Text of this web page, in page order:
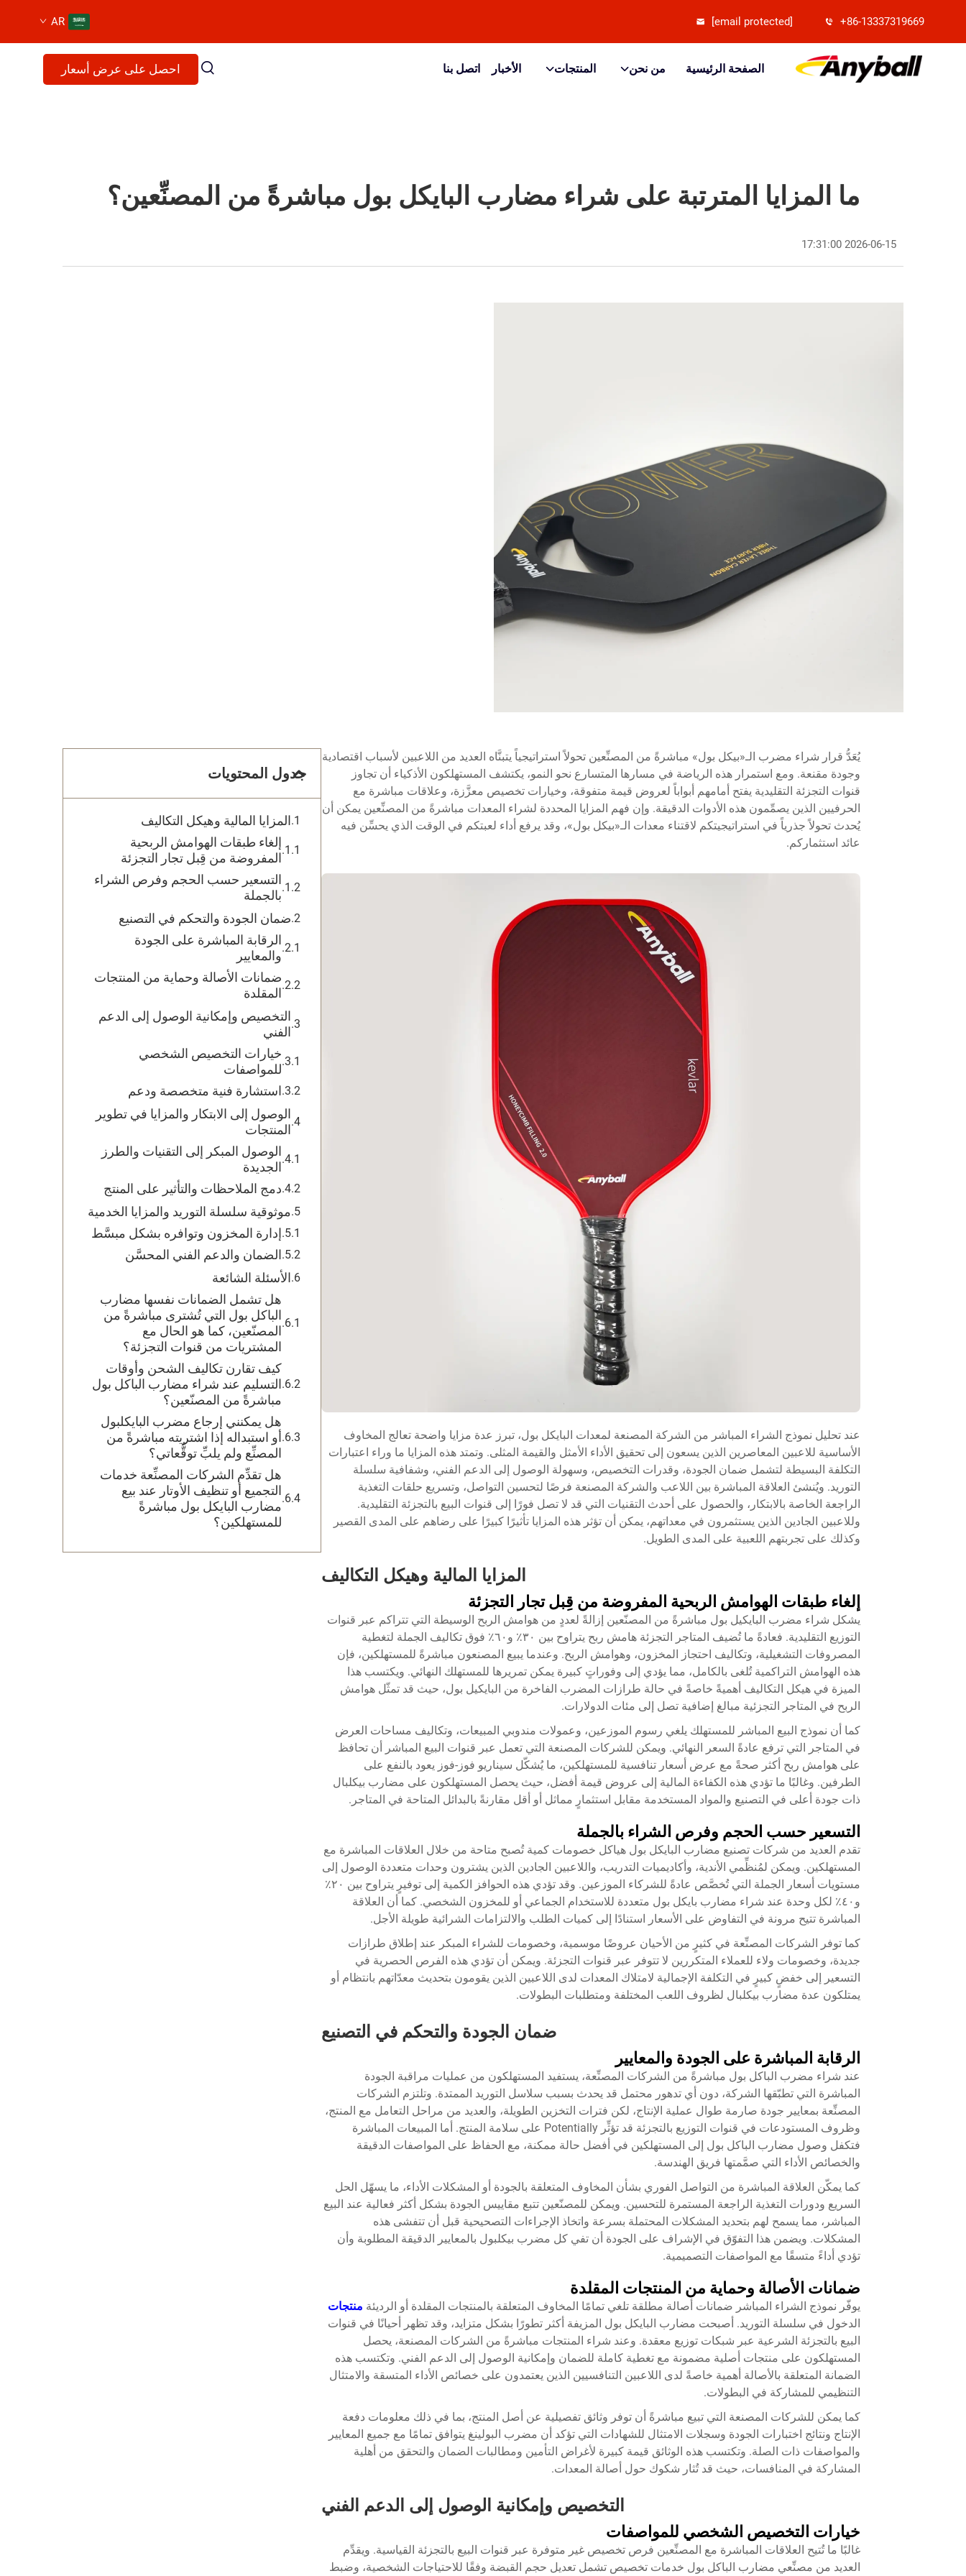
+86-13337319669
[email protected]
AR
الصفحة الرئيسية من نحن المنتجات الأخبار اتصل بنا احصل على عرض أسعار
ما المزايا المترتبة على شراء مضارب البايكل بول مباشرةً من المصنِّعين؟
2026-06-15 17:31:00
يُعَدُّ قرار شراء مضرب الـ«بيكل بول» مباشرةً من المصنِّعين تحولاً استراتيجياً يتبنَّاه العديد من اللاعبين لأسباب اقتصادية
وجودة مقنعة. ومع استمرار هذه الرياضة في مسارها المتسارع نحو النمو، يكتشف المستهلكون الأذكياء أن تجاوز
قنوات التجزئة التقليدية يفتح أمامهم أبواباً لعروض قيمة متفوقة، وخيارات تخصيص معزَّزة، وعلاقات مباشرة مع
الحرفيين الذين يصمِّمون هذه الأدوات الدقيقة. وإن فهم المزايا المحددة لشراء المعدات مباشرةً من المصنِّعين يمكن أن
يُحدث تحولاً جذرياً في استراتيجيتكم لاقتناء معدات الـ«بيكل بول»، وقد يرفع أداء لعبتكم في الوقت الذي يحسِّن فيه
عائد استثماركم.
عند تحليل نموذج الشراء المباشر من الشركة المصنعة لمعدات البايكل بول، تبرز عدة مزايا واضحة تعالج المخاوف
الأساسية للاعبين المعاصرين الذين يسعون إلى تحقيق الأداء الأمثل والقيمة المثلى. وتمتد هذه المزايا ما وراء اعتبارات
التكلفة البسيطة لتشمل ضمان الجودة، وقدرات التخصيص، وسهولة الوصول إلى الدعم الفني، وشفافية سلسلة
التوريد. ويُنشئ العلاقة المباشرة بين اللاعب والشركة المصنعة فرصًا لتحسين التواصل، وتسريع حلقات التغذية
الراجعة الخاصة بالابتكار، والحصول على أحدث التقنيات التي قد لا تصل فورًا إلى قنوات البيع بالتجزئة التقليدية.
وللاعبين الجادين الذين يستثمرون في معداتهم، يمكن أن تؤثر هذه المزايا تأثيرًا كبيرًا على رضاهم على المدى القصير
وكذلك على تجربتهم اللعبية على المدى الطويل.
المزايا المالية وهيكل التكاليف
إلغاء طبقات الهوامش الربحية المفروضة من قِبل تجار التجزئة
يشكل شراء مضرب البايكيل بول مباشرةً من المصنّعين إزالةً لعددٍ من هوامش الربح الوسيطة التي تتراكم عبر قنوات
التوزيع التقليدية. فعادةً ما تُضيف المتاجر التجزئة هامش ربح يتراوح بين ٣٠٪ و٦٠٪ فوق تكاليف الجملة لتغطية
المصروفات التشغيلية، وتكاليف احتجاز المخزون، وهوامش الربح. وعندما يبيع المصنعون مباشرةً للمستهلكين، فإن
هذه الهوامش التراكمية تُلغى بالكامل، مما يؤدي إلى وفوراتٍ كبيرة يمكن تمريرها للمستهلك النهائي. ويكتسب هذا
الميزة في هيكل التكاليف أهميةً خاصةً في حالة طرازات المضرب الفاخرة من البايكيل بول، حيث قد تمثّل هوامش
الربح في المتاجر التجزئية مبالغ إضافية تصل إلى مئات الدولارات.
كما أن نموذج البيع المباشر للمستهلك يلغي رسوم الموزعين، وعمولات مندوبي المبيعات، وتكاليف مساحات العرض
في المتاجر التي ترفع عادةً السعر النهائي. ويمكن للشركات المصنعة التي تعمل عبر قنوات البيع المباشر أن تحافظ
على هوامش ربح أكثر صحةً مع عرض أسعار تنافسية للمستهلكين، ما يُشكّل سيناريو فوز-فوز يعود بالنفع على
الطرفين. وغالبًا ما تؤدي هذه الكفاءة المالية إلى عروض قيمة أفضل، حيث يحصل المستهلكون على مضارب بيكلبال
ذات جودة أعلى في التصنيع والمواد المستخدمة مقابل استثمارٍ مماثل أو أقل مقارنةً بالبدائل المتاحة في المتاجر.
التسعير حسب الحجم وفرص الشراء بالجملة
تقدم العديد من شركات تصنيع مضارب البايكل بول هياكل خصومات كمية تُصبح متاحة من خلال العلاقات المباشرة مع
المستهلكين. ويمكن لمُنظِّمي الأندية، وأكاديميات التدريب، واللاعبين الجادين الذين يشترون وحدات متعددة الوصول إلى
مستويات أسعار الجملة التي تُخصَّص عادةً للشركاء الموزعين. وقد تؤدي هذه الحوافز الكمية إلى توفيرٍ يتراوح بين ٢٠٪
و٤٠٪ لكل وحدة عند شراء مضارب بايكل بول متعددة للاستخدام الجماعي أو للمخزون الشخصي. كما أن العلاقة
المباشرة تتيح مرونة في التفاوض على الأسعار استنادًا إلى كميات الطلب والالتزامات الشرائية طويلة الأجل.
كما توفر الشركات المصنِّعة في كثيرٍ من الأحيان عروضًا موسمية، وخصومات للشراء المبكر عند إطلاق طرازات
جديدة، وخصومات ولاء للعملاء المتكررين لا تتوفر عبر قنوات التجزئة. ويمكن أن تؤدي هذه الفرص الحصرية في
التسعير إلى خفضٍ كبيرٍ في التكلفة الإجمالية لامتلاك المعدات لدى اللاعبين الذين يقومون بتحديث معدّاتهم بانتظام أو
يمتلكون عدة مضارب بيكلبال لظروف اللعب المختلفة ومتطلبات البطولات.
ضمان الجودة والتحكم في التصنيع
الرقابة المباشرة على الجودة والمعايير
عند شراء مضرب الباكل بول مباشرةً من الشركات المصنِّعة، يستفيد المستهلكون من عمليات مراقبة الجودة
المباشرة التي تطبّقها الشركة، دون أي تدهور محتمل قد يحدث بسبب سلاسل التوريد الممتدة. وتلتزم الشركات
المصنِّعة بمعايير جودة صارمة طوال عملية الإنتاج، لكن فترات التخزين الطويلة، والعديد من مراحل التعامل مع المنتج،
وظروف المستودعات في قنوات التوزيع بالتجزئة قد تؤثِّر Potentially على سلامة المنتج. أما المبيعات المباشرة
فتكفل وصول مضارب الباكل بول إلى المستهلكين في أفضل حالة ممكنة، مع الحفاظ على المواصفات الدقيقة
والخصائص الأداء التي صمَّمتها فريق الهندسة.
كما يمكّن العلاقة المباشرة من التواصل الفوري بشأن المخاوف المتعلقة بالجودة أو المشكلات الأداء، ما يسهّل الحل
السريع ودورات التغذية الراجعة المستمرة للتحسين. ويمكن للمصنّعين تتبع مقاييس الجودة بشكل أكثر فعالية عند البيع
المباشر، مما يسمح لهم بتحديد المشكلات المحتملة بسرعة واتخاذ الإجراءات التصحيحية قبل أن تتفشى هذه
المشكلات. ويضمن هذا التفوّق في الإشراف على الجودة أن تفي كل مضرب بيكلبول بالمعايير الدقيقة المطلوبة وأن
تؤدي أداءً متسقًا مع المواصفات التصميمية.
ضمانات الأصالة وحماية من المنتجات المقلدة
يوفّر نموذج الشراء المباشر ضمانات أصالة مطلقة تلغي تمامًا المخاوف المتعلقة بالمنتجات المقلدة أو الرديئة منتجات
الدخول في سلسلة التوريد. أصبحت مضارب البايكل بول المزيفة أكثر تطورًا بشكل متزايد، وقد تظهر أحيانًا في قنوات
البيع بالتجزئة الشرعية عبر شبكات توزيع معقدة. وعند شراء المنتجات مباشرةً من الشركات المصنعة، يحصل
المستهلكون على منتجات أصلية مضمونة مع تغطية كاملة للضمان وإمكانية الوصول إلى الدعم الفني. وتكتسب هذه
الضمانة المتعلقة بالأصالة أهمية خاصةً لدى اللاعبين التنافسيين الذين يعتمدون على خصائص الأداء المتسقة والامتثال
التنظيمي للمشاركة في البطولات.
كما يمكن للشركات المصنعة التي تبيع مباشرةً أن توفر وثائق تفصيلية عن أصل المنتج، بما في ذلك معلومات دفعة
الإنتاج ونتائج اختبارات الجودة وسجلات الامتثال للشهادات التي تؤكد أن مضرب البولينغ يتوافق تمامًا مع جميع المعايير
والمواصفات ذات الصلة. وتكتسب هذه الوثائق قيمة كبيرة لأغراض التأمين ومطالبات الضمان والتحقق من أهلية
المشاركة في المنافسات، حيث قد تُثار شكوك حول أصالة المعدات.
التخصيص وإمكانية الوصول إلى الدعم الفني
خيارات التخصيص الشخصي للمواصفات
غالبًا ما تُتيح العلاقات المباشرة مع المصنِّعين فرص تخصيص غير متوفرة عبر قنوات البيع بالتجزئة القياسية. ويقدِّم
العديد من مصنِّعي مضارب الباكل بول خدمات تخصيص تشمل تعديل حجم القبضة وفقًا للاحتياجات الشخصية، وضبط
جدول المحتويات
المزايا المالية وهيكل التكاليف
إلغاء طبقات الهوامش الربحية
المفروضة من قِبل تجار التجزئة
التسعير حسب الحجم وفرص الشراء
بالجملة
ضمان الجودة والتحكم في التصنيع
الرقابة المباشرة على الجودة
والمعايير
ضمانات الأصالة وحماية من المنتجات
المقلدة
التخصيص وإمكانية الوصول إلى الدعم
الفني
خيارات التخصيص الشخصي
للمواصفات
استشارة فنية متخصصة ودعم
الوصول إلى الابتكار والمزايا في تطوير
المنتجات
الوصول المبكر إلى التقنيات والطرز
الجديدة
دمج الملاحظات والتأثير على المنتج
موثوقية سلسلة التوريد والمزايا الخدمية
إدارة المخزون وتوافره بشكل مبسَّط
الضمان والدعم الفني المحسَّن
الأسئلة الشائعة
هل تشمل الضمانات نفسها مضارب
الباكل بول التي تُشترى مباشرةً من
المصنّعين، كما هو الحال مع
المشتريات من قنوات التجزئة؟
كيف تقارن تكاليف الشحن وأوقات
التسليم عند شراء مضارب الباكل بول
مباشرةً من المصنّعين؟
هل يمكنني إرجاع مضرب البايكلبول
أو استبداله إذا اشتريته مباشرةً من
المصنِّع ولم يلبِّ توقُّعاتي؟
هل تقدِّم الشركات المصنِّعة خدمات
التجميع أو تنظيف الأوتار عند بيع
مضارب البايكل بول مباشرةً
للمستهلكين؟